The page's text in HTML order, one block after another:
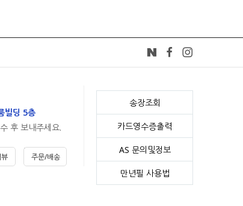
빌딩 5층
후 보내주세요.
주문/배송
송장조회
카드영수증출력
AS 문의및정보
만년필 사용법